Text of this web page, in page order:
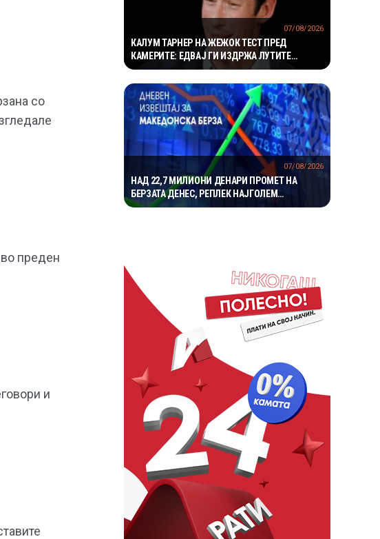
со
преден
и
КАЛУМ ТАРНЕР НА ЖЕЖОК ТЕСТ ПРЕД
КАМЕРИТЕ: ЕДВАЈ ГИ ИЗДРЖА ЛУТИТЕ
КРИЛЦА – „УСТАТА МИ ГОРИ“
07/08/2026
НАД 22,7 МИЛИОНИ ДЕНАРИ ПРОМЕТ НА
БЕРЗАТА ДЕНЕС, РЕПЛЕК НАЈГОЛЕМ
ДОБИТНИК
07/08/2026